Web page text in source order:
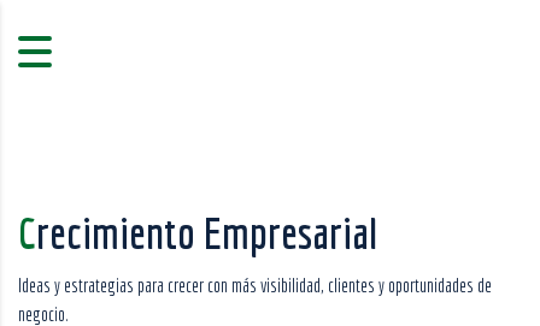
Crecimiento Empresarial
Ideas y estrategias para crecer con más visibilidad, clientes y oportunidades de
negocio.